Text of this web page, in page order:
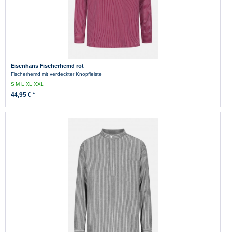
Eisenhans Fischerhemd rot
Fischerhemd mit verdeckter Knopfleiste
SMLXLXXL
44,95 € *